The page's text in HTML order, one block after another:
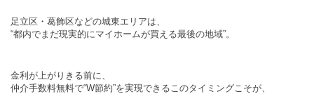
足立区・葛飾区などの城東エリアは、
“都内でまだ現実的にマイホームが買える最後の地域”。
金利が上がりきる前に、
仲介手数料無料で“W節約”を実現できるこのタイミングこそが、